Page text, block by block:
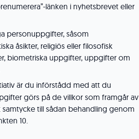
länken i nyhetsbrevet eller
personuppgifter, såsom
åsikter, religiös eller filosofisk
biometriska uppgifter, uppgifter om
är du införstådd med att du
görs på de villkor som framgår av
till sådan behandling genom
10.